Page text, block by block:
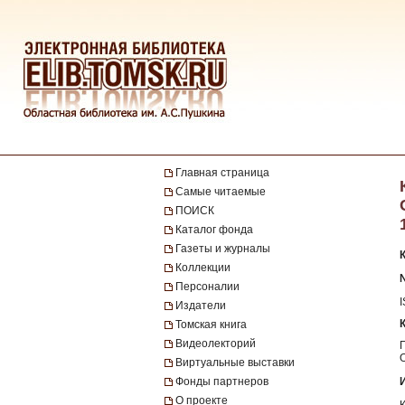
Главная страница
Самые читаемые
ПОИСК
Каталог фонда
Газеты и журналы
Коллекции
Персоналии
Издатели
Томская книга
Видеолекторий
Виртуальные выставки
Фонды партнеров
О проекте